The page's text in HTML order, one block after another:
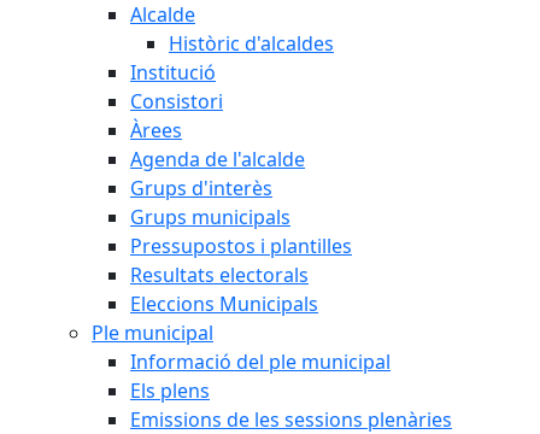
Alcalde
Històric d'alcaldes
Institució
Consistori
Àrees
Agenda de l'alcalde
Grups d'interès
Grups municipals
Pressupostos i plantilles
Resultats electorals
Eleccions Municipals
Ple municipal
Informació del ple municipal
Els plens
Emissions de les sessions plenàries